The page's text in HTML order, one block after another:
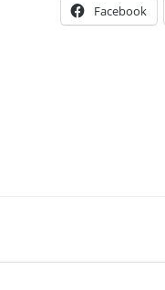
Facebook